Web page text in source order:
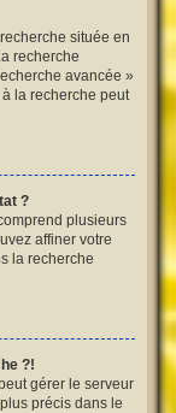
située en
recherche
avancée »
la recherche peut
?
plusieurs
affiner votre
la recherche
?!
gérer le serveur
précis dans le